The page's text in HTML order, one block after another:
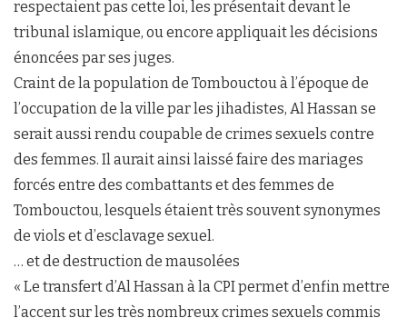
respectaient pas cette loi, les présentait devant le
tribunal islamique, ou encore appliquait les décisions
énoncées par ses juges.
Craint de la population de Tombouctou à l’époque de
l’occupation de la ville par les jihadistes, Al Hassan se
serait aussi rendu coupable de crimes sexuels contre
des femmes. Il aurait ainsi laissé faire des mariages
forcés entre des combattants et des femmes de
Tombouctou, lesquels étaient très souvent synonymes
de viols et d’esclavage sexuel.
… et de destruction de mausolées
« Le transfert d’Al Hassan à la CPI permet d’enfin mettre
l’accent sur les très nombreux crimes sexuels commis